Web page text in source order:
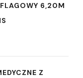
6,20M
Z